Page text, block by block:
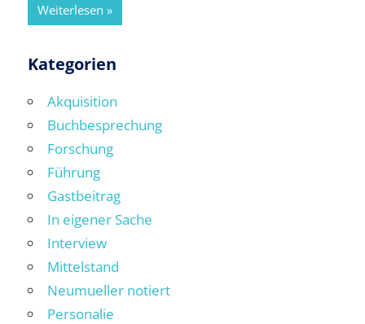
Weiterlesen
Kategorien
Akquisition
Buchbesprechung
Forschung
Führung
Gastbeitrag
In eigener Sache
Interview
Mittelstand
Neumueller notiert
Personalie